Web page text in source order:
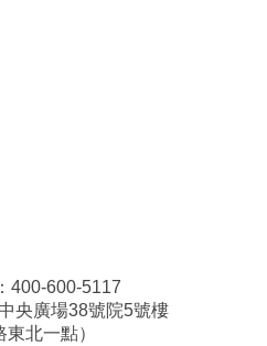
400-600-5117
央廣場38號院5號樓
北一點）